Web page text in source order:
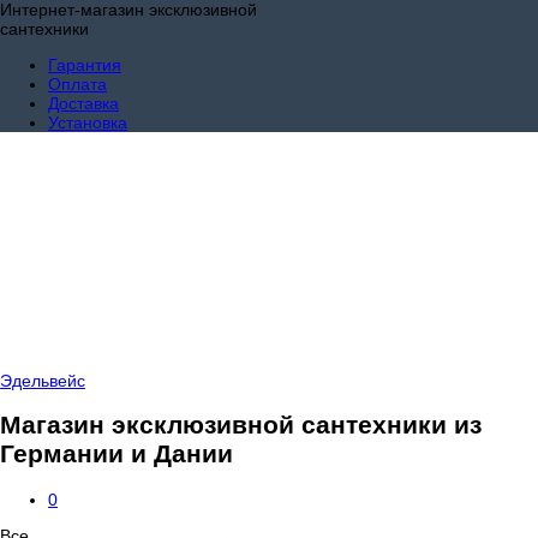
Интернет-магазин эксклюзивной
сантехники
Гарантия
Оплата
Доставка
Установка
Эдельвейс
Магазин эксклюзивной сантехники из
Германии и Дании
0